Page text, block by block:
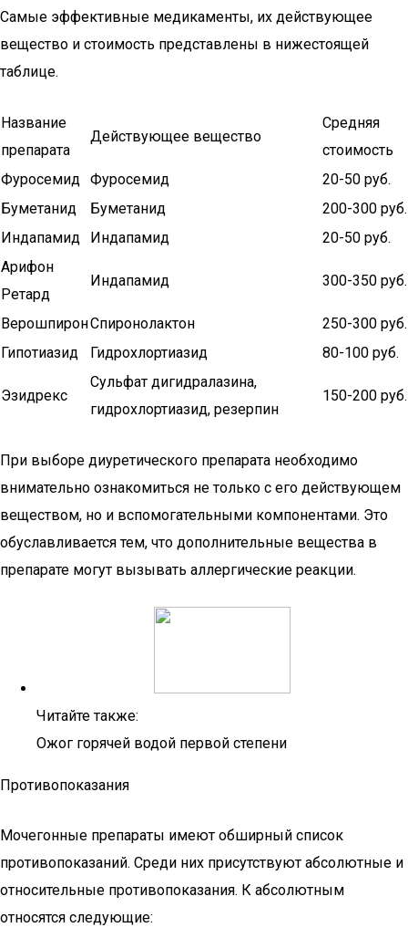
Самые эффективные медикаменты, их действующее
вещество и стоимость представлены в нижестоящей
таблице.
Название
препарата
Действующее вещество
Средняя
стоимость
Фуросемид Фуросемид
20-50 руб.
Буметанид
Буметанид
200-300 руб.
Индапамид
Индапамид
20-50 руб.
Арифон
Ретард
Индапамид 300-350 руб.
ВерошпиронСпиронолактон
250-300 руб.
Гипотиазид
Гидрохлортиазид 80-100 руб.
Эзидрекс
Сульфат дигидралазина,
гидрохлортиазид, резерпин
150-200 руб.
При выборе диуретического препарата необходимо
внимательно ознакомиться не только с его действующем
веществом, но и вспомогательными компонентами. Это
обуславливается тем, что дополнительные вещества в
препарате могут вызывать аллергические реакции.
Читайте также:
Ожог горячей водой первой степени
Противопоказания
Мочегонные препараты имеют обширный список
противопоказаний. Среди них присутствуют абсолютные и
относительные противопоказания. К абсолютным
относятся следующие: